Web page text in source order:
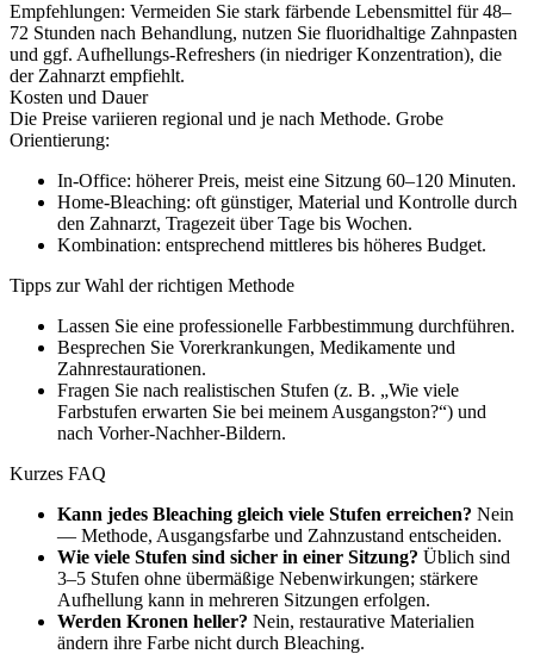
Empfehlungen: Vermeiden Sie stark färbende Lebensmittel für 48–
72 Stunden nach Behandlung, nutzen Sie fluoridhaltige Zahnpasten
und ggf. Aufhellungs-Refreshers (in niedriger Konzentration), die
der Zahnarzt empfiehlt.
Kosten und Dauer
Die Preise variieren regional und je nach Methode. Grobe
Orientierung:
In-Office: höherer Preis, meist eine Sitzung 60–120 Minuten.
Home-Bleaching: oft günstiger, Material und Kontrolle durch
den Zahnarzt, Tragezeit über Tage bis Wochen.
Kombination: entsprechend mittleres bis höheres Budget.
Tipps zur Wahl der richtigen Methode
Lassen Sie eine professionelle Farbbestimmung durchführen.
Besprechen Sie Vorerkrankungen, Medikamente und
Zahnrestaurationen.
Fragen Sie nach realistischen Stufen (z. B. „Wie viele
Farbstufen erwarten Sie bei meinem Ausgangston?“) und
nach Vorher-Nachher-Bildern.
Kurzes FAQ
Kann jedes Bleaching gleich viele Stufen erreichen? Nein
— Methode, Ausgangsfarbe und Zahnzustand entscheiden.
Wie viele Stufen sind sicher in einer Sitzung? Üblich sind
3–5 Stufen ohne übermäßige Nebenwirkungen; stärkere
Aufhellung kann in mehreren Sitzungen erfolgen.
Werden Kronen heller? Nein, restaurative Materialien
ändern ihre Farbe nicht durch Bleaching.